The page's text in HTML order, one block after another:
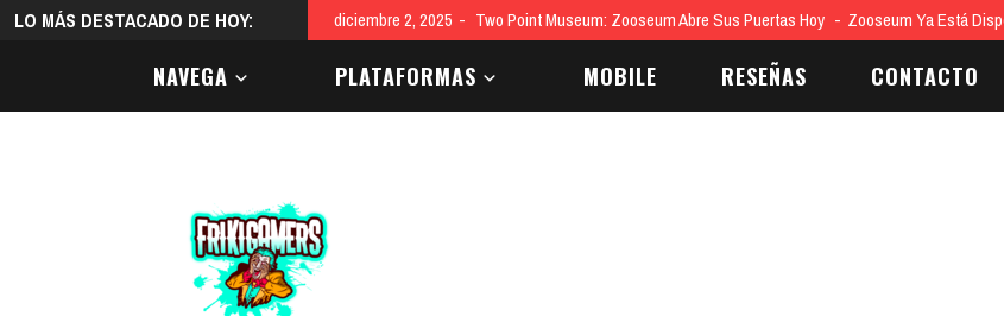
LO MÁS DESTACADO DE HOY: diciembre 2, 2025 MEGA-LUCARIO Z LLEGA A LEYENDAS POKÉMON: Z-A, MEGADIMENSIÓN
NAVEGA PLATAFORMAS MOBILE RESEÑAS CONTACTO